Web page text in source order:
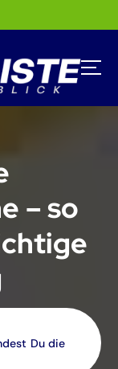
– so
Du die